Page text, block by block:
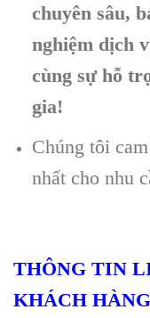
chuyên sâu,
nghiệm dịch
cùng sự hỗ
gia!
Chúng tôi
nhất cho nhu
THÔNG TIN
KHÁCH